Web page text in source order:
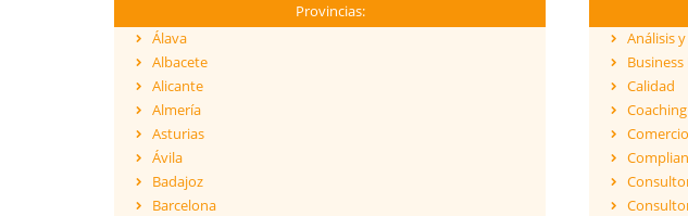
Provincias:
Álava
Albacete
Alicante
Almería
Asturias
Ávila
Badajoz
Barcelona
Análisis
Calidad
Coaching